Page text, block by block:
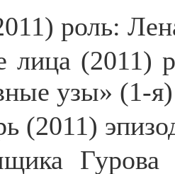
роль:
лица (2011)
узы» (1-я)
(2011)